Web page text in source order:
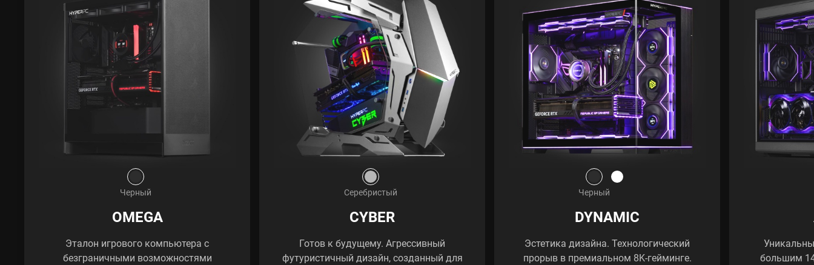
Черный
OMEGA
Эталон игрового компьютера с
безграничными возможностями
Серебристый
CYBER
Готов к будущему. Агрессивный
футуристичный дизайн, созданный для
Черный
DYNAMIC
Эстетика дизайна. Технологический
прорыв в премиальном 8K-гейминге.
большим